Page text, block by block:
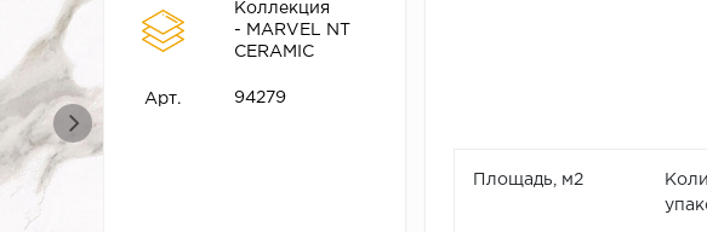
Коллекция
- MARVEL NT
CERAMIC
Арт. 94279
Площадь, м2